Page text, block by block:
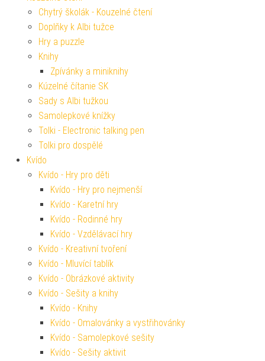
Chytrý školák - Kouzelné čtení
Doplňky k Albi tužce
Hry a puzzle
Knihy
Zpívánky a miniknihy
Kúzelné čítanie SK
Sady s Albi tužkou
Samolepkové knížky
Tolki - Electronic talking pen
Tolki pro dospělé
Kvído
Kvído - Hry pro děti
Kvído - Hry pro nejmenší
Kvído - Karetní hry
Kvído - Rodinné hry
Kvído - Vzdělávací hry
Kvído - Kreativní tvoření
Kvído - Mluvící tablík
Kvído - Obrázkové aktivity
Kvído - Sešity a knihy
Kvído - Knihy
Kvído - Omalovánky a vystřihovánky
Kvído - Samolepkové sešity
Kvído - Sešity aktivit